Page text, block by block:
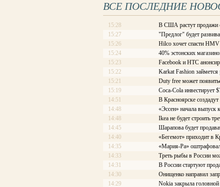
ВСЕ ПОСЛЕДНИЕ
15:28
В США растут продажи
15:27
"Предлог" будет
15:26
Hilco хочет спасти HMV
15:24
40% эстонских
15:23
Facebook и HTC
15:22
Karkat Fashion
15:21
Duty free может
15:19
Coca-Cola инвестирует
14:51
В Красноярске
14:48
«Эссен» начала выпуск
14:48
Ikea не будет строить
14:45
Шарапова будет
14:40
«Бегемот» приходит в
14:35
«Мария-Ра»
14:33
Треть рыбы в России
14:31
В России стартуют
14:30
Онищенко направил
14:29
Nokia закрыла